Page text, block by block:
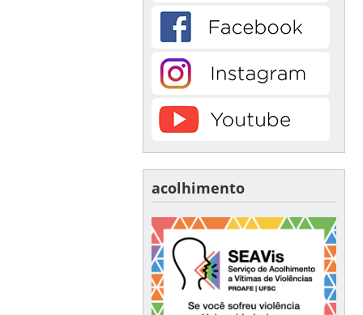
acolhimento